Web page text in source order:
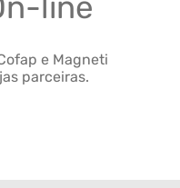
e Magneti
parceiras.